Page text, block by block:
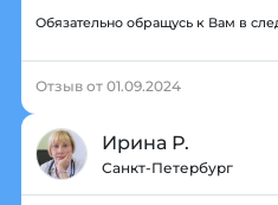
Обязательно обращусь к Вам в
Отзыв от 01.09.2024
Ирина Р.
Санкт-Петербург